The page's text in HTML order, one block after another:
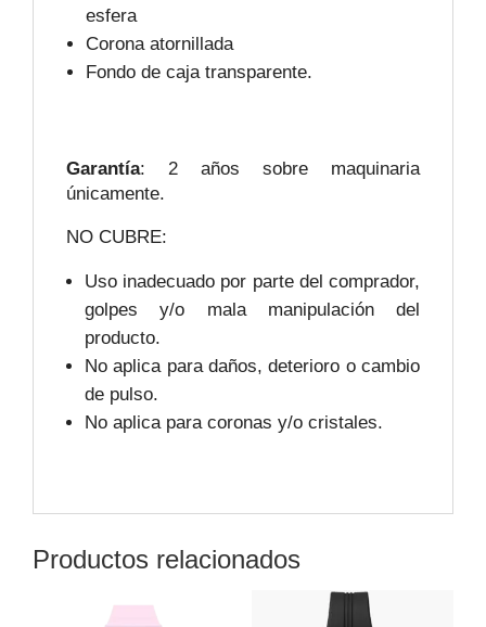
esfera
Corona atornillada
Fondo de caja transparente.
Garantía: 2 años sobre maquinaria
únicamente.
NO CUBRE:
Uso inadecuado por parte del comprador,
golpes y/o mala manipulación del
producto.
No aplica para daños, deterioro o cambio
de pulso.
No aplica para coronas y/o cristales.
Productos relacionados